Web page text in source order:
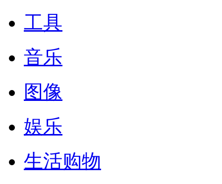
工具
音乐
图像
娱乐
生活购物